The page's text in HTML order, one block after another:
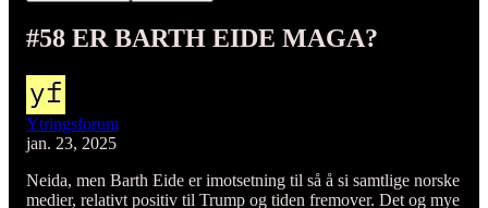
#58 ER BARTH EIDE MAGA?
Ytringsforum
jan. 23, 2025
Neida, men Barth Eide er imotsetning til så å si samtlige norske
medier, relativt positiv til Trump og tiden fremover. Det og mye